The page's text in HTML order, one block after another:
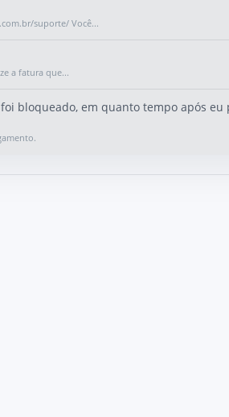
suporte/ Você...
a fatura que...
bloqueado, em quanto tempo após